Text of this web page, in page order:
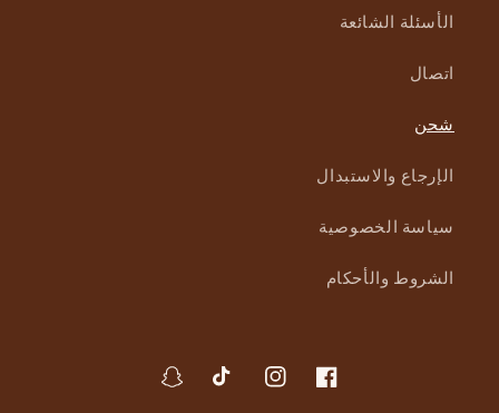
الأسئلة الشائعة
اتصال
شحن
الإرجاع والاستبدال
سياسة الخصوصية
الشروط والأحكام
فيسبوكانستجرامتيك
سناب